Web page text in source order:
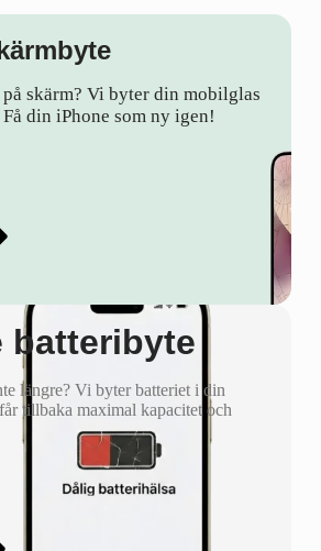
skärm? Vi byter din mobilglas
din iPhone som ny igen!
batteribyte
längre? Vi byter batteriet i din
tillbaka maximal kapacitet och